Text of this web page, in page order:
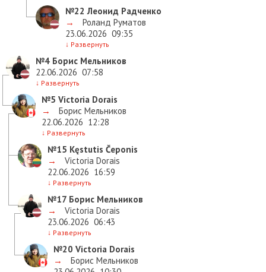
№22 Леонид Радченко
→
Роланд Руматов
23.06.2026 09:35
↓ Развернуть
№4 Борис Мельников
22.06.2026 07:58
↓ Развернуть
№5 Victoria Dorais
→
Борис Мельников
22.06.2026 12:28
↓ Развернуть
№15 Kęstutis Čeponis
→
Victoria Dorais
22.06.2026 16:59
↓ Развернуть
№17 Борис Мельников
→
Victoria Dorais
23.06.2026 06:43
↓ Развернуть
№20 Victoria Dorais
→
Борис Мельников